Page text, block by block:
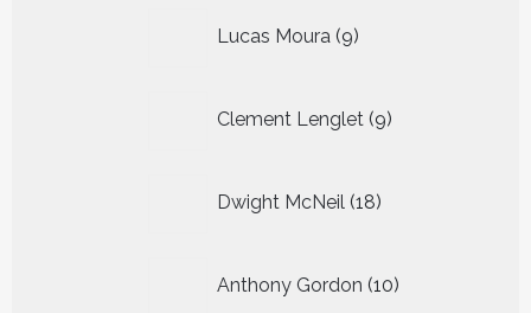
Lucas Moura 9
producten
Clement Lenglet 9
producten
Dwight McNeil 18
producten
Anthony Gordon 10
producten